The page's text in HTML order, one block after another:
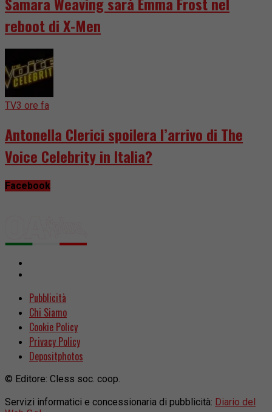
reboot di X-Men
TV3 ore fa
Antonella Clerici spoilera l’arrivo di The
Voice Celebrity in Italia?
Facebook
Pubblicità
Chi Siamo
Cookie Policy
Privacy Policy
Depositphotos
© Editore: Cless soc. coop.
Servizi informatici e concessionaria di pubblicità: Diario del